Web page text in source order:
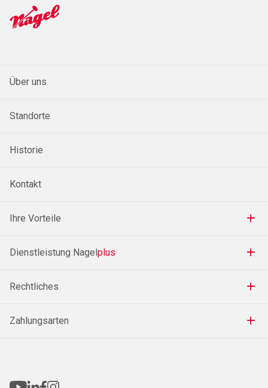
Über uns
Standorte
Historie
Kontakt
Ihre Vorteile
Dienstleistung Nagelplus
Rechtliches
Zahlungsarten